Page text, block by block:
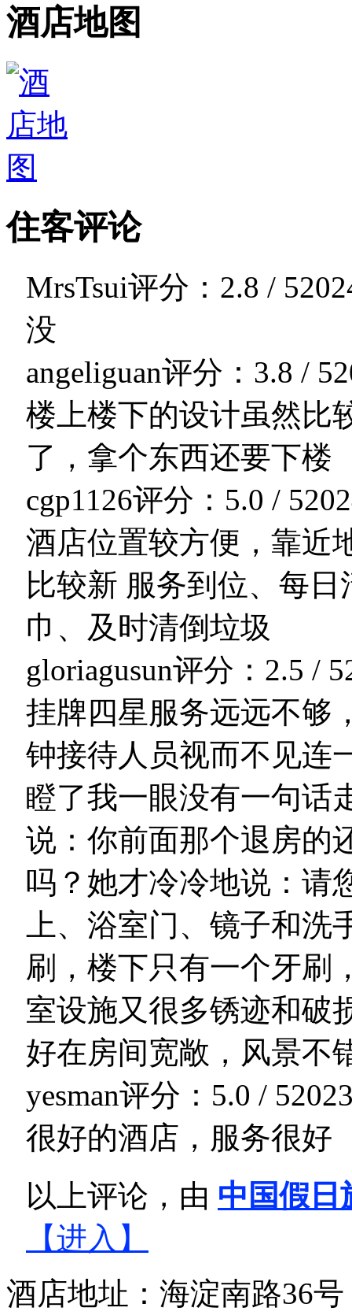
酒店地图
住客评论
MrsTsui评分：2.8 / 5
没
angeliguan评分：3.8 / 5
楼上楼下的设计虽然比
了，拿个东西还要下楼
cgp1126评分：5.0 / 5
酒店位置较方便，靠近
比较新 服务到位、每
巾、及时清倒垃圾
gloriagusun评分：2.5 / 5
挂牌四星服务远远不够
钟接待人员视而不见连
瞪了我一眼没有一句话
说：你前面那个退房的
吗？她才冷冷地说：请
上、浴室门、镜子和
刷，楼下只有一个牙刷
室设施又很多锈迹和破
好在房间宽敞，风景不
yesman评分：5.0 / 5
很好的酒店，服务很好
以上评论，由 中国假日
【进入】
酒店地址：海淀南路36